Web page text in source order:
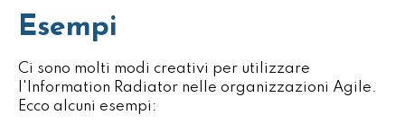
Esempi
Ci sono molti modi creativi per utilizzare
l'Information Radiator nelle organizzazioni Agile.
Ecco alcuni esempi: